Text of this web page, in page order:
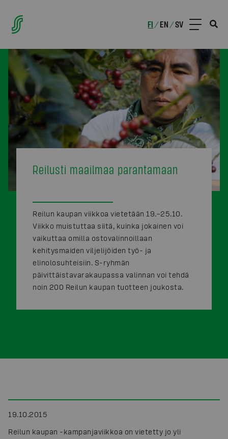
FI /EN /SV
Reilusti maailmaa parantamaan
Reilun kaupan viikkoa vietetään 19.–25.10.
Viikko muistuttaa siitä, kuinka jokainen voi
vaikuttaa omilla ostovalinnoillaan
kehitysmaiden viljelijöiden työ- ja
elinolosuhteisiin. S-ryhmän
päivittäistavarakaupassa valinnan voi tehdä
noin 200 Reilun kaupan tuotteen joukosta.
19.10.2015
Reilun kaupan -kampanjaviikkoa on vietetty jo yli